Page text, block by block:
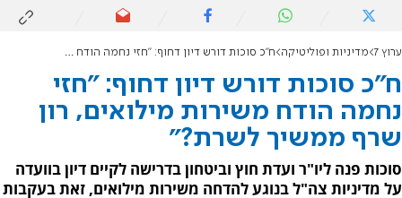
ערוץ 7 מדיניות ופוליטיקה ח"כ סוכות דורש דיון דחוף: "חזי נחמה הודח משירות מילואים, רון שרף ממשיך לשרת?"
ח"כ סוכות דורש דיון דחוף: "חזי
נחמה הודח משירות מילואים, רון
שרף ממשיך לשרת?"
סוכות פנה ליו"ר ועדת חוץ וביטחון בדרישה לקיים דיון בוועדה
על מדיניות צה"ל בנוגע להדחה משירות מילואים, זאת בעקבות